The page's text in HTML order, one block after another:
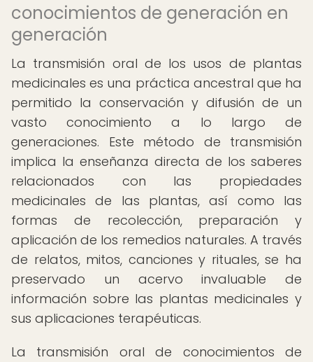
conocimientos de generación en
generación
La transmisión oral de los usos de plantas
medicinales es una práctica ancestral que ha
permitido la conservación y difusión de un
vasto conocimiento a lo largo de
generaciones. Este método de transmisión
implica la enseñanza directa de los saberes
relacionados con las propiedades
medicinales de las plantas, así como las
formas de recolección, preparación y
aplicación de los remedios naturales. A través
de relatos, mitos, canciones y rituales, se ha
preservado un acervo invaluable de
información sobre las plantas medicinales y
sus aplicaciones terapéuticas.
La transmisión oral de conocimientos de